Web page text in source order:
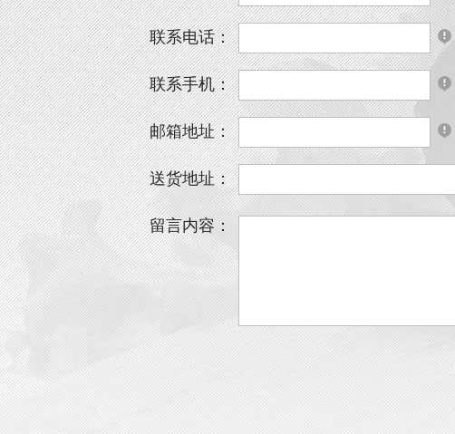
联系电话：
联系手机：
邮箱地址：
送货地址：
留言内容：